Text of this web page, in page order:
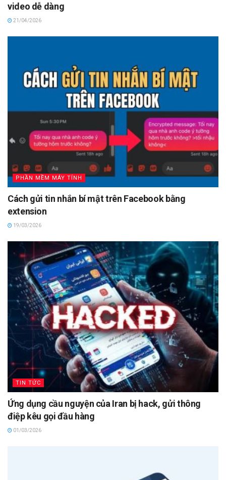
video dễ dàng
21/04/2026
PHẦN MỀM MÁY TÍNH
Cách gửi tin nhắn bí mật trên Facebook bằng
extension
19/03/2026
TIN TỨC
Ứng dụng cầu nguyện của Iran bị hack, gửi thông
điệp kêu gọi đầu hàng
01/03/2026